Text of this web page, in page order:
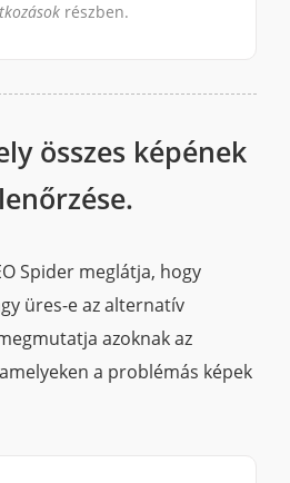
részben.
összes képének
Spider meglátja, hogy
üres-e az alternatív
azoknak az
a problémás képek